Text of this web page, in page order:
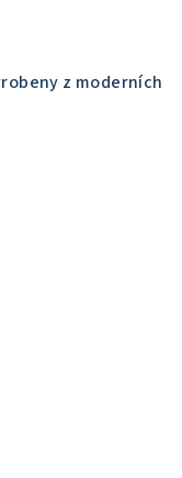
z moderních